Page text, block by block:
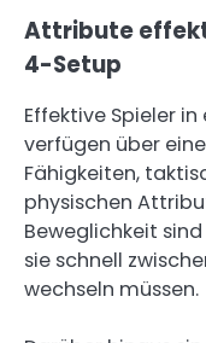
Attribute
4-Setup
Effektive Spieler
verfügen über
Fähigkeiten,
physischen
Beweglichkeit
sie schnell
wechseln müssen.